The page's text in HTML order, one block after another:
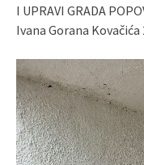
I UPRAVI GRADA
Ivana Gorana